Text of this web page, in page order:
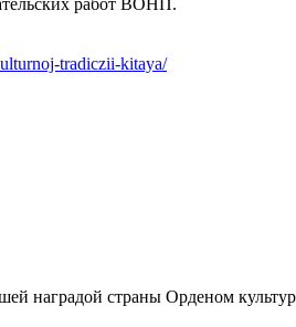
tradiczii-kitaya/
наградой страны Орденом